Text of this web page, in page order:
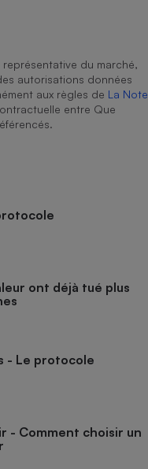
du marché,
autorisations données
aux règles de La Note
entre Que
ont déjà tué plus
- Le protocole
- Comment choisir un